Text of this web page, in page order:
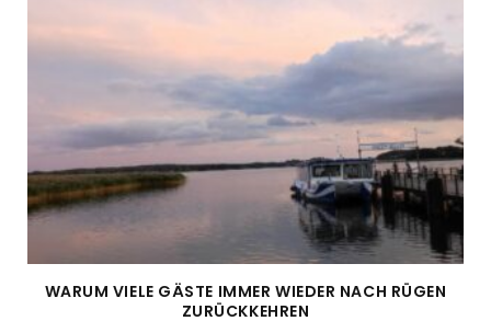
WARUM VIELE GÄSTE IMMER WIEDER NACH RÜGEN
ZURÜCKKEHREN